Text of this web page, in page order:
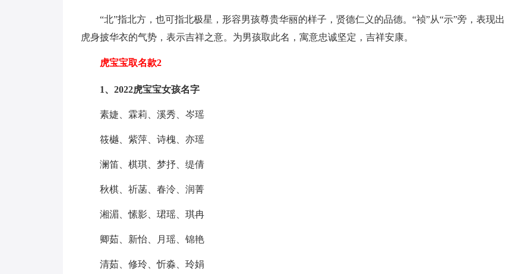
“北”指北方，也可指北极星，形容男孩尊贵华丽的样子，贤德仁义的品德。“祯”从“示”旁，表现出
虎身披华衣的气势，表示吉祥之意。为男孩取此名，寓意忠诚坚定，吉祥安康。
虎宝宝取名款2
1、2022虎宝宝女孩名字
素婕、霖莉、溪秀、岑瑶
筱樾、紫萍、诗槐、亦瑶
澜笛、棋琪、梦抒、缇倩
秋棋、祈菡、春泠、润菁
湘湄、愫影、珺瑶、琪冉
卿茹、新怡、月瑶、锦艳
清茹、修玲、忻淼、玲娟